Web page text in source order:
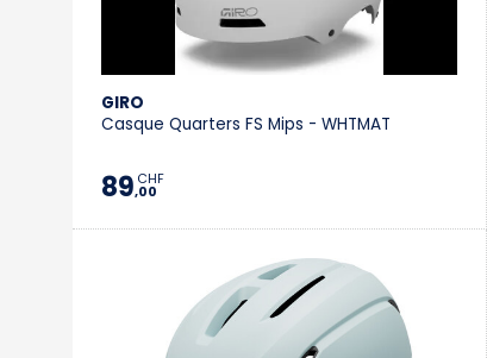
GIRO
Casque Quarters FS Mips - WHTMAT
89,00
CHF